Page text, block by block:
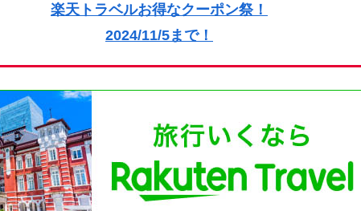
楽天トラベルお得なクーポン祭！
2024/11/5まで！